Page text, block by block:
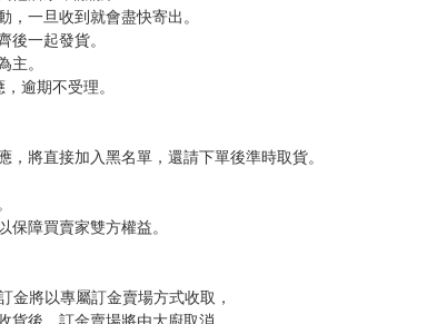
一旦收到就會盡快寄出。
一起發貨。
主。
逾期不受理。
將直接加入黑名單，還請下單後準時取貨。
障買賣家雙方權益。
將以專屬訂金賣場方式收取，
貨後，訂金賣場將由大廚取消，